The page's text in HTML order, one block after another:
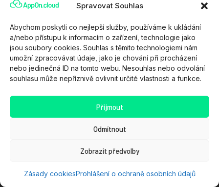
Spravovat Souhlas
Abychom poskytli co nejlepší služby, používáme k ukládání
a/nebo přístupu k informacím o zařízení, technologie jako
jsou soubory cookies. Souhlas s těmito technologiemi nám
umožní zpracovávat údaje, jako je chování při procházení
nebo jedinečná ID na tomto webu. Nesouhlas nebo odvolání
souhlasu může nepříznivě ovlivnit určité vlastnosti a funkce.
Přijmout
Odmítnout
Zobrazit předvolby
Zásady cookiesProhlášení o ochraně osobních údajů
přístupu při neuhrazených pohledávkách se
řídí články 6 a 7 těchto VTP s tím, že
odkazy na službu AppOn.cloud se
přiměřeně použijí pro AppOn.cloud VPS.
12. Technická podpora –
AppOn.cloud VPS
Základní technická podpora je
poskytována v ceně služby v čase a
8.2 (správa HW, obnovy po selhání,